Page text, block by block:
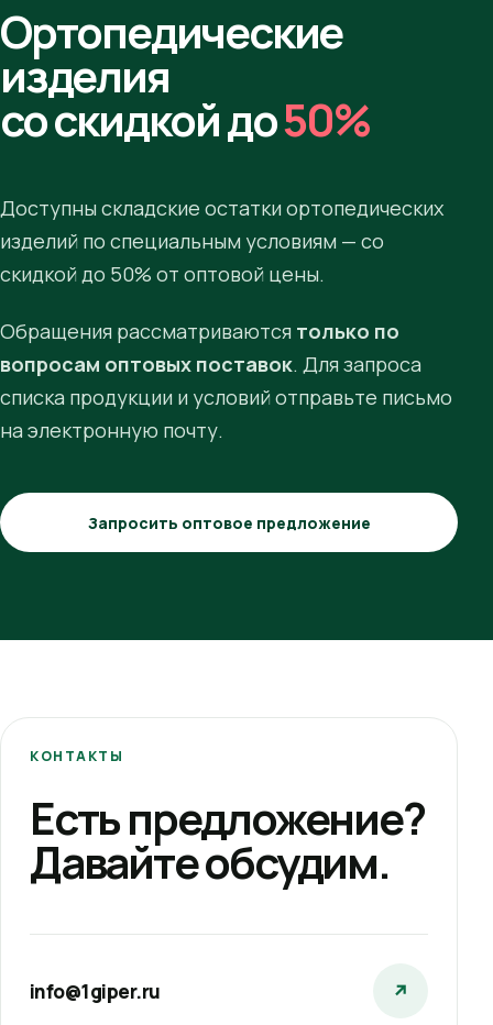
Ортопедические
изделия
со скидкой до50%
Доступны складские остатки ортопедических
изделий по специальным условиям — со
скидкой до 50% от оптовой цены.
Обращения рассматриваются только по
вопросам оптовых поставок. Для запроса
списка продукции и условий отправьте письмо
на электронную почту.
Запросить оптовое предложение
КОНТАКТЫ
Есть предложение?
Давайте обсудим.
info@1giper.ru ↗